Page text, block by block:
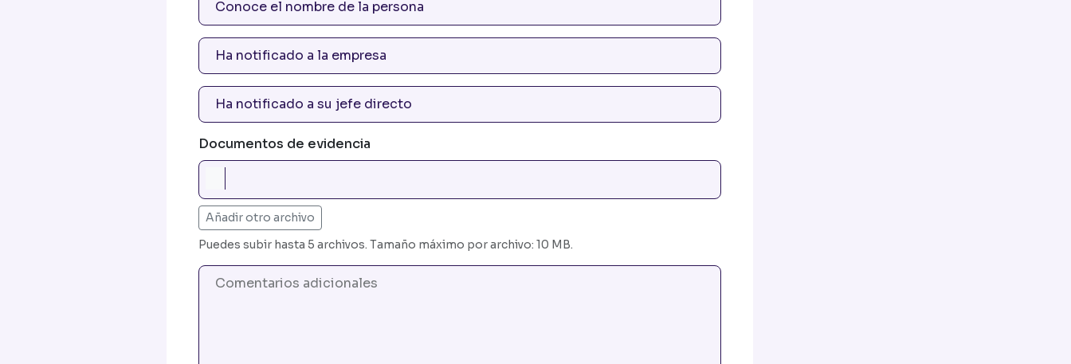
Documentos de evidencia
Añadir otro archivo
Puedes subir hasta 5 archivos. Tamaño máximo por archivo: 10 MB.